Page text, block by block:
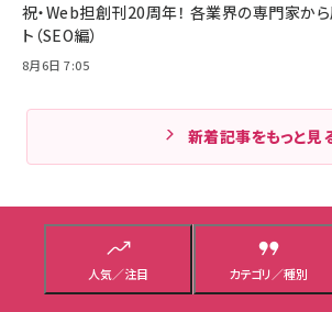
人気／注目 カテゴリ／種別
祝・Web担創刊20周年！ 各業界の専門家か
ト（SEO編）
8月6日 7:05
新着記事をもっと見